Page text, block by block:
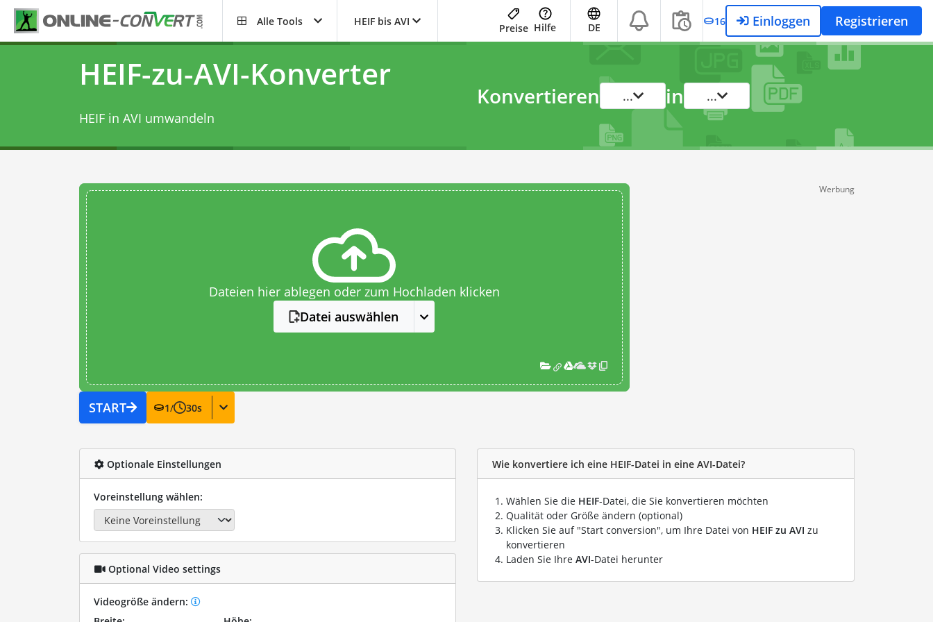
Alle Tools HEIF bis AVI
Preise Hilfe DE 16 Einloggen Registrieren
HEIF-zu-AVI-Konverter
HEIF in AVI umwandeln
Konvertieren ... in ...
Dateien hier ablegen oder zum Hochladen klicken
Datei auswählen
START 1/ 30s
Werbung
Optionale Einstellungen
Voreinstellung wählen:
Optional Video settings
Videogröße ändern:
Wie konvertiere ich eine HEIF-Datei in eine AVI-Datei?
Wählen Sie die HEIF-Datei, die Sie konvertieren möchten
Qualität oder Größe ändern (optional)
Klicken Sie auf "Start conversion", um Ihre Datei von HEIF zu AVI zu
konvertieren
Laden Sie Ihre AVI-Datei herunter